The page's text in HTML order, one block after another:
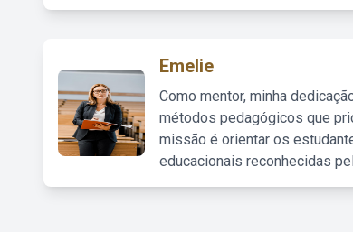
Emelie
Como mentor, minha
métodos pedagógicos que
missão é orientar os
educacionais reconhecidas